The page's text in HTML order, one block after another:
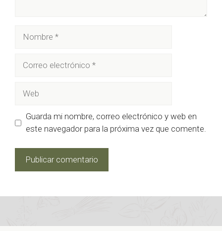
Guarda mi nombre, correo electrónico y web en
este navegador para la próxima vez que comente.